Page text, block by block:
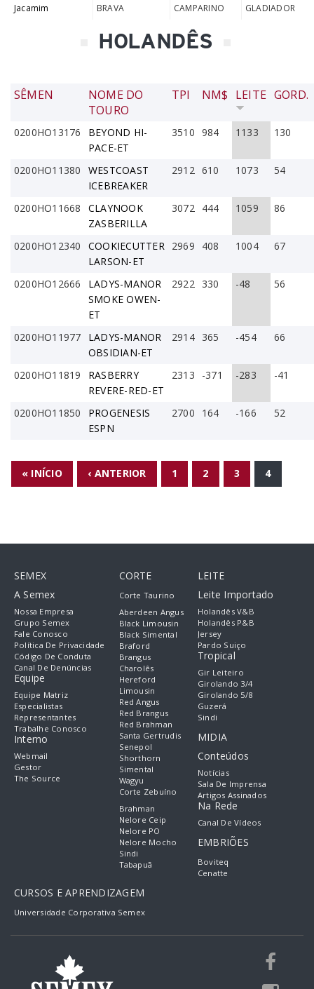
Jacamim
BRAVA
CAMPARINO
GLADIADOR
HOLANDÊS
SÊMEN
NOME DO
TOURO
TPI NM$ LEITE GORD.
0200HO13176
BEYOND HI-
PACE-ET
3510 984 1133 130
0200HO11380
WESTCOAST
ICEBREAKER
2912 610 1073 54
0200HO11668
CLAYNOOK
ZASBERILLA
3072 444 1059 86
0200HO12340
COOKIECUTTER
LARSON-ET
2969 408 1004 67
0200HO12666
LADYS-MANOR
SMOKE OWEN-
ET
2922 330 -48 56
0200HO11977
LADYS-MANOR
OBSIDIAN-ET
2914 365 -454 66
0200HO11819
RASBERRY
REVERE-RED-ET
2313 -371 -283 -41
0200HO11850
PROGENESIS
ESPN
2700 164 -166 52
« INÍCIO ‹ ANTERIOR 1 2 3 4
SEMEX
A Semex
Nossa Empresa
Grupo Semex
Fale Conosco
Política De Privacidade
Código De Conduta
Canal De Denúncias
Equipe
Equipe Matriz
Especialistas
Representantes
Trabalhe Conosco
Interno
Webmail
Gestor
The Source
CORTE
Corte Taurino
Aberdeen Angus
Black Limousin
Black Simental
Braford
Brangus
Charolês
Hereford
Limousin
Red Angus
Red Brangus
Red Brahman
Santa Gertrudis
Senepol
Shorthorn
Simental
Wagyu
Corte Zebuíno
Brahman
Nelore Ceip
Nelore PO
Nelore Mocho
Sindi
Tabapuã
LEITE
Leite Importado
Holandês V&B
Holandês P&B
Jersey
Pardo Suiço
Tropical
Gir Leiteiro
Girolando 3/4
Girolando 5/8
Guzerá
Sindi
MIDIA
Conteúdos
Notícias
Sala De Imprensa
Artigos Assinados
Na Rede
Canal De Vídeos
EMBRIÕES
Boviteq
Cenatte
CURSOS E APRENDIZAGEM
Universidade Corporativa Semex